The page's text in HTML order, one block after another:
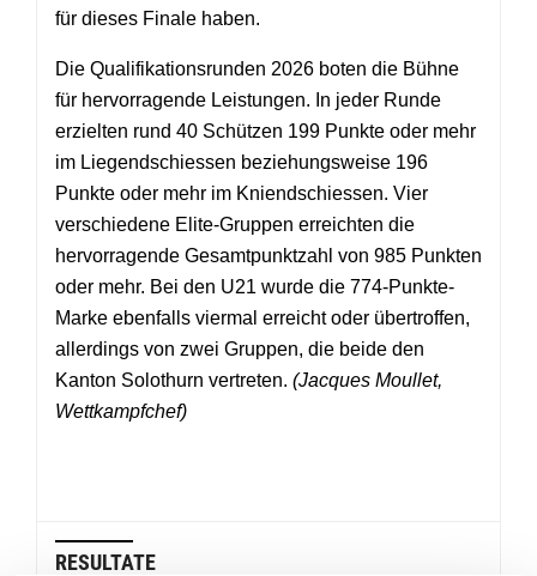
für dieses Finale haben.
Die Qualifikationsrunden 2026 boten die Bühne
für hervorragende Leistungen. In jeder Runde
erzielten rund 40 Schützen 199 Punkte oder mehr
im Liegendschiessen beziehungsweise 196
Punkte oder mehr im Kniendschiessen. Vier
verschiedene Elite-Gruppen erreichten die
hervorragende Gesamtpunktzahl von 985 Punkten
oder mehr. Bei den U21 wurde die 774-Punkte-
Marke ebenfalls viermal erreicht oder übertroffen,
allerdings von zwei Gruppen, die beide den
Kanton Solothurn vertreten. (Jacques Moullet,
Wettkampfchef)
RESULTATE